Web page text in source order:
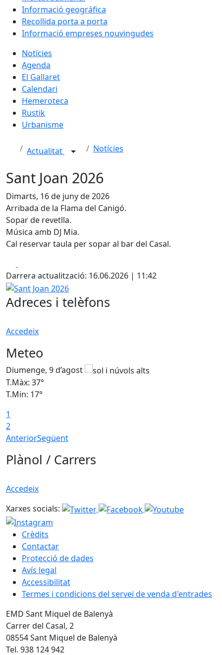
Informació geogràfica
Recollida porta a porta
Informació empreses nouvingudes
Notícies
Agenda
El Gallaret
Calendari
Hemeroteca
Rustik
Urbanisme
Actualitat Notícies
Sant Joan 2026
Dimarts, 16 de juny de 2026
Arribada de la Flama del Canigó.
Sopar de revetlla.
Música amb DJ Mia.
Cal reservar taula per sopar al bar del Casal.
Darrera actualització: 16.06.2026 | 11:42
Sant Joan 2026
Adreces i telèfons
Accedeix
Meteo
Diumenge, 9 d’agost
T.Màx: 37°
T.Min: 17°
1
2
AnteriorSegüent
Plànol / Carrers
Accedeix
Xarxes socials:
Crèdits
Contactar
Protecció de dades
Avís legal
Accessibilitat
Termes i condicions del servei de venda d'entrades
EMD Sant Miquel de Balenyà
Carrer del Casal, 2
08554 Sant Miquel de Balenyà
Tel. 938 124 942